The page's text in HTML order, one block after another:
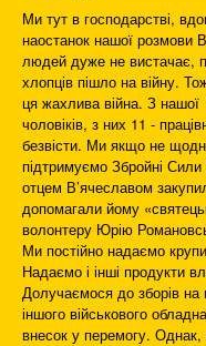
Ми тут в господарстві,
наостанок нашої розмови
людей дуже не вистачає,
хлопців пішло на війну.
ця жахлива війна. З
чоловіків, з них 11 -
безвісти. Ми якщо не
підтримуємо Збройні
отцем В’ячеславом
допомагали йому
волонтеру Юрію
Ми постійно надаємо
Надаємо і інші продукти
Долучаємося до зборів на
іншого військового
внесок у перемогу.